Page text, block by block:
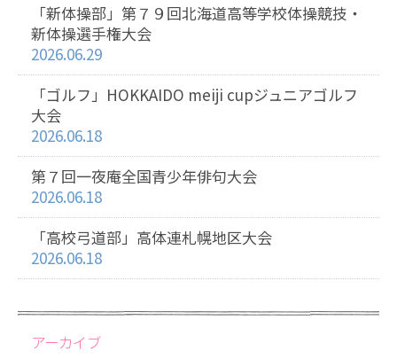
「新体操部」第７９回北海道高等学校体操競技・
新体操選手権大会
2026.06.29
「ゴルフ」HOKKAIDO meiji cupジュニアゴルフ
大会
2026.06.18
第７回一夜庵全国青少年俳句大会
2026.06.18
「高校弓道部」高体連札幌地区大会
2026.06.18
アーカイブ